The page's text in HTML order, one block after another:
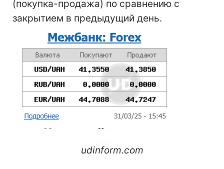
(покупка-продажа) по сравнению с
закрытием в предыдущий день.
udinform.com